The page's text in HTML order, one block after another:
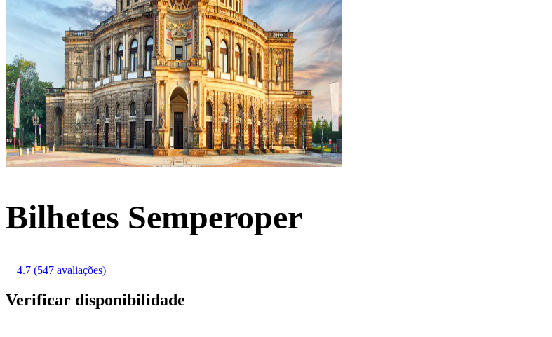
Bilhetes Semperoper
4.7 (547 avaliações)
Verificar disponibilidade